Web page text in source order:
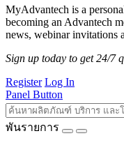
MyAdvantech is a
becoming an Advantech
news, webinar invitations
Sign up today to get 24/7
Register Log In
Panel Button
พันรายการ